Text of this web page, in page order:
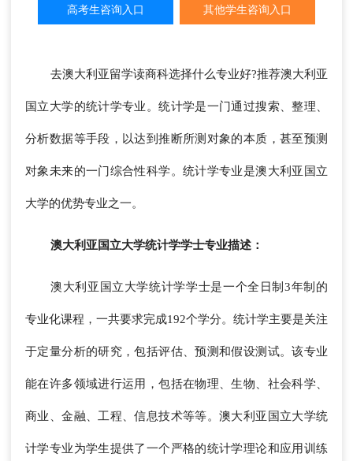
高考生咨询入口 其他学生咨询入口
去澳大利亚留学读商科选择什么专业好?推荐澳大利亚
国立大学的统计学专业。统计学是一门通过搜索、整理、
分析数据等手段，以达到推断所测对象的本质，甚至预测
对象未来的一门综合性科学。统计学专业是澳大利亚国立
大学的优势专业之一。
澳大利亚国立大学统计学学士专业描述：
澳大利亚国立大学统计学学士是一个全日制3年制的
专业化课程，一共要求完成192个学分。统计学主要是关注
于定量分析的研究，包括评估、预测和假设测试。该专业
能在许多领域进行运用，包括在物理、生物、社会科学、
商业、金融、工程、信息技术等等。澳大利亚国立大学统
计学专业为学生提供了一个严格的统计学理论和应用训练